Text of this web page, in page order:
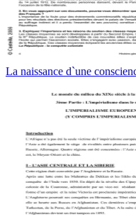
La naissance d`une